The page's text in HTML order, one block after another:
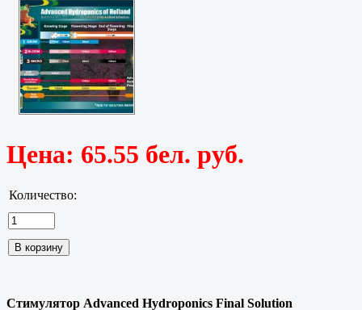
Цена: 65.55 бел. руб.
Количество:
Стимулятор Advanced Hydroponics Final Solution